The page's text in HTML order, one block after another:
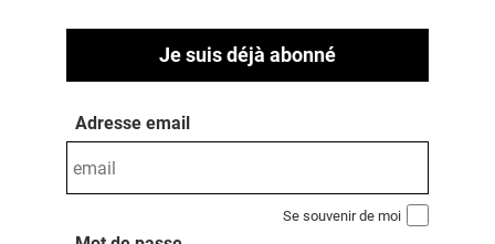
Je suis déjà abonné
Adresse email
Se souvenir de moi